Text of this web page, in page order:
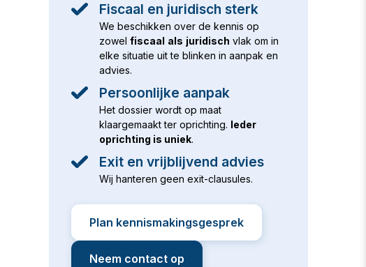
Fiscaal en juridisch sterk
We beschikken over de kennis op
zowelfiscaal als juridisch vlak om in
elke situatie uit te blinken in aanpak en
advies.
Persoonlijke aanpak
Het dossier wordt op maat
klaargemaakt ter oprichting. Ieder
oprichting is uniek.
Exit en vrijblijvend advies
Wij hanteren geen exit-clausules.
Neem contact op
Plan kennismakingsgesprek